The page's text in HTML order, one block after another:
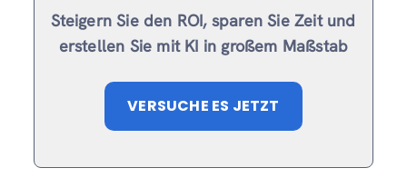
Steigern Sie den ROI, sparen Sie Zeit und
erstellen Sie mit KI in großem Maßstab
VERSUCHE ES JETZT